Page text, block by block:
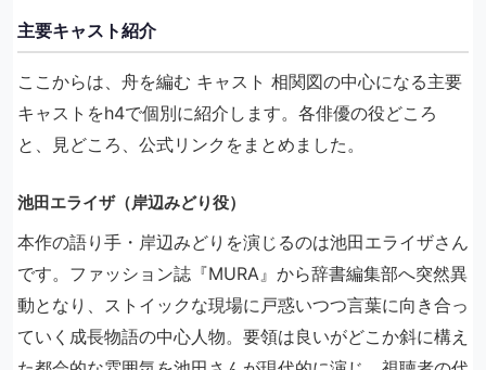
主要キャスト紹介
ここからは、舟を編む キャスト 相関図の中心になる主要
キャストをh4で個別に紹介します。各俳優の役どころ
と、見どころ、公式リンクをまとめました。
池田エライザ（岸辺みどり役）
本作の語り手・岸辺みどりを演じるのは池田エライザさん
です。ファッション誌『MURA』から辞書編集部へ突然異
動となり、ストイックな現場に戸惑いつつ言葉に向き合っ
ていく成長物語の中心人物。要領は良いがどこか斜に構え